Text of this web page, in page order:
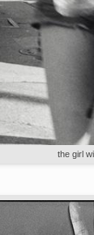
the girl